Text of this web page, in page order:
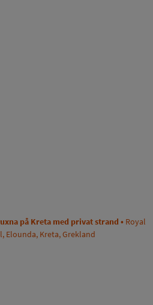
på Kreta med privat strand • Royal
Elounda, Kreta, Grekland